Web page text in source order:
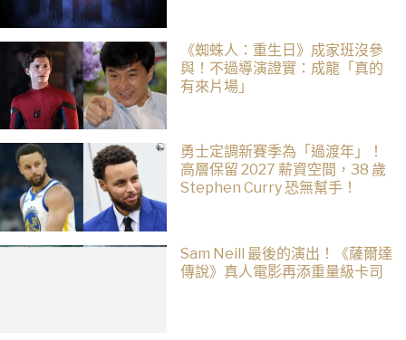
《蜘蛛人：重生日》成家班沒參
與！不過導演證實：成龍「真的
有來片場」
勇士定調新賽季為「過渡年」！
高層保留 2027 薪資空間，38 歲
Stephen Curry 恐無幫手！
Sam Neill 最後的演出！《薩爾達
傳說》真人電影再添重量級卡司